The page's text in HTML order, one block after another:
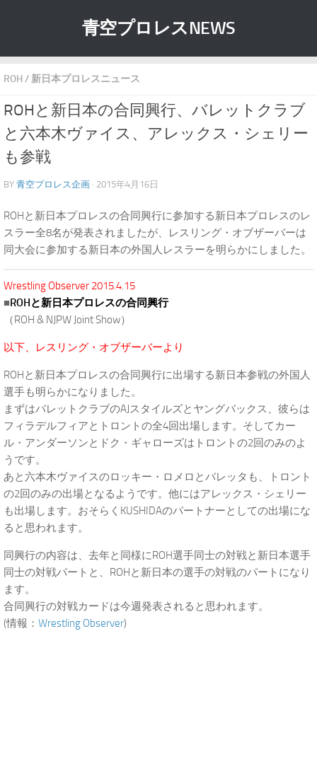
青空プロレスNEWS
ROH/ 新日本プロレスニュース
ROHと新日本の合同興行、バレットクラブ
と六本木ヴァイス、アレックス・シェリー
も参戦
BY 青空プロレス企画 · 2015年4月16日
ROHと新日本プロレスの合同興行に参加する新日本プロレスのレ
スラー全8名が発表されましたが、レスリング・オブザーバーは
同大会に参加する新日本の外国人レスラーを明らかにしました。
Wrestling Observer 2015.4.15
■ROHと新日本プロレスの合同興行
（ROH & NJPW Joint Show）
以下、レスリング・オブザーバーより
ROHと新日本プロレスの合同興行に出場する新日本参戦の外国人
選手も明らかになりました。
まずはバレットクラブのAJスタイルズとヤングバックス、彼らは
フィラデルフィアとトロントの全4回出場します。そしてカー
ル・アンダーソンとドク・ギャローズはトロントの2回のみのよ
うです。
あと六本木ヴァイスのロッキー・ロメロとバレッタも、トロント
の2回のみの出場となるようです。他にはアレックス・シェリー
も出場します。おそらくKUSHIDAのパートナーとしての出場にな
ると思われます。
同興行の内容は、去年と同様にROH選手同士の対戦と新日本選手
同士の対戦パートと、ROHと新日本の選手の対戦のパートになり
ます。
合同興行の対戦カードは今週発表されると思われます。
(情報： Wrestling Observer)